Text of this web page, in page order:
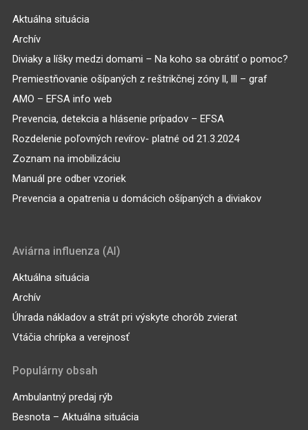
Aktuálna situácia
Archív
Diviaky a líšky medzi domami – Na koho sa obrátiť o pomoc?
Premiestňovanie ošípaných z reštrikčnej zóny ll, lll – graf
AMO – EFSA info web
Prevencia, detekcia a hlásenie prípadov – EFSA
Rozdelenie poľovných revírov- platné od 21.3.2024
Zoznam na imobilizáciu
Manuál pre odber vzoriek
Prevencia a opatrenia u domácich ošípaných a diviakov
Aviárna influenza (AI)
Aktuálna situácia
Archív
Úhrada nákladov a strát pri výskyte chorôb zvierat
Vtáčia chrípka a verejnosť
Populárny obsah
Ambulantný predaj rýb
Besnota – Aktuálna situácia